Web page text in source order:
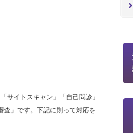
サイトスキャン」「自己問診」
査」です。下記に則って対応を